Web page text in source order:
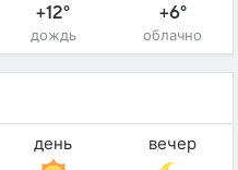
+12°
дождь
+6°
облачно
день вечер